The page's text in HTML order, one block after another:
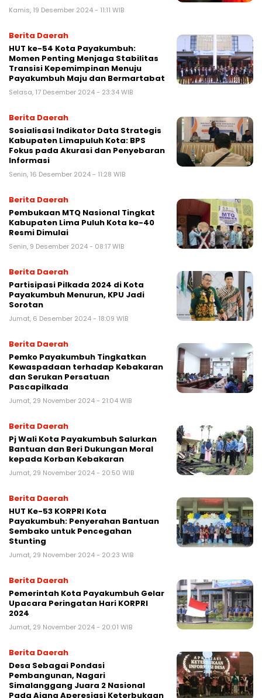
Kamis, 19 Desember 2024 - 11:11 WIB
Berita Daerah
HUT ke-54 Kota Payakumbuh:
Momen Penting Menjaga Stabilitas
Transisi Kepemimpinan Menuju
Payakumbuh Maju dan Bermartabat
Selasa, 17 Desember 2024 - 23:34 WIB
Berita Daerah
Sosialisasi Indikator Data Strategis
Kabupaten Limapuluh Kota: BPS
Fokus pada Akurasi dan Penyebaran
Informasi
Senin, 16 Desember 2024 - 11:28 WIB
Berita Daerah
Pembukaan MTQ Nasional Tingkat
Kabupaten Lima Puluh Kota ke-40
Resmi Dimulai
Senin, 9 Desember 2024 - 08:17 WIB
Berita Daerah
Partisipasi Pilkada 2024 di Kota
Payakumbuh Menurun, KPU Jadi
Sorotan
Jumat, 6 Desember 2024 - 18:09 WIB
Berita Daerah
Pemko Payakumbuh Tingkatkan
Kewaspadaan terhadap Kebakaran
dan Serukan Persatuan
Pascapilkada
Jumat, 29 November 2024 - 21:04 WIB
Berita Daerah
Pj Wali Kota Payakumbuh Salurkan
Bantuan dan Beri Dukungan Moral
kepada Korban Kebakaran
Jumat, 29 November 2024 - 20:50 WIB
Berita Daerah
HUT Ke-53 KORPRI Kota
Payakumbuh: Penyerahan Bantuan
Sembako untuk Pencegahan
Stunting
Jumat, 29 November 2024 - 20:23 WIB
Berita Daerah
Pemerintah Kota Payakumbuh Gelar
Upacara Peringatan Hari KORPRI
2024
Jumat, 29 November 2024 - 20:01 WIB
Berita Daerah
Desa Sebagai Pondasi
Pembangunan, Nagari
Simalanggang Juara 2 Nasional
Pada Ajang Aperesiasi Keterbukaan